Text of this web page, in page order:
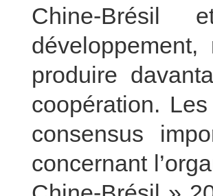
Chine-Brésil
produire
coopération.
consensus
concernant